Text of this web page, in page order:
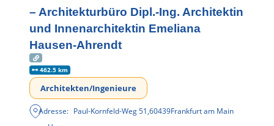
– Architekturbüro Dipl.-Ing. Architektin
und Innenarchitektin Emeliana
Hausen-Ahrendt
462.5 km
Architekten/Ingenieure
Adresse: Paul-Kornfeld-Weg 51,60439Frankfurt am Main